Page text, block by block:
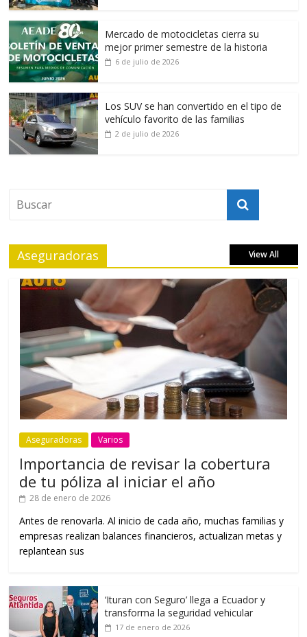
Mercado de motocicletas cierra su
mejor primer semestre de la historia
6 de julio de 2026
Los SUV se han convertido en el tipo de
vehículo favorito de las familias
2 de julio de 2026
Aseguradoras View All
Aseguradoras Varios
Importancia de revisar la cobertura
de tu póliza al iniciar el año
28 de enero de 2026
Antes de renovarla. Al inicio de cada año, muchas familias y
empresas realizan balances financieros, actualizan metas y
replantean sus
‘Ituran con Seguro’ llega a Ecuador y
transforma la seguridad vehicular
17 de enero de 2026